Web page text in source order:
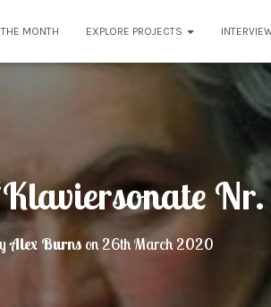
MONTH EXPLORE PROJECTS
Alex Burnson26th March 2020